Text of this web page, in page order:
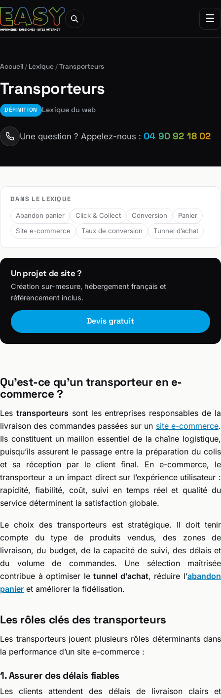
☰
Accueil / Lexique /Transporteurs
Transporteurs
DÉFINITION Lexique du web
Une question ? Appelez-nous : 04 90 92 18 02
Qu’est-ce qu’un transporteur en e-
commerce ?
Les transporteurs sont les entreprises responsables de la
livraison des commandes passées sur un site e-commerce.
Ils constituent un maillon essentiel de la chaîne logistique,
puisqu’ils assurent le passage entre la préparation du colis
et sa réception par le client final. En e-commerce, le
transporteur a un impact direct sur l’expérience utilisateur :
rapidité, fiabilité, coût, suivi en temps réel et qualité du
service déterminent la satisfaction globale.
Le choix des transporteurs est stratégique. Il doit tenir
compte du type de produits vendus, des zones de
livraison, du budget, de la capacité de suivi, des délais et
du volume de commandes. Une sélection maîtrisée
contribue à optimiser letunnel d’achat, réduire l’abandon
panier et améliorer la fidélisation.
Les rôles clés des transporteurs
Les transporteurs jouent plusieurs rôles déterminants dans
la performance d’un site e-commerce :
1. Assurer des délais fiables
Les clients attendent des délais de livraison clairs et
DANS LE LEXIQUE
Abandon panier Click & Collect Conversion
Panier
Site e-commerce
Taux de conversion Tunnel d’achat
Un projet de site ?
Création sur-mesure, hébergement français et
référencement inclus.
Devis gratuit